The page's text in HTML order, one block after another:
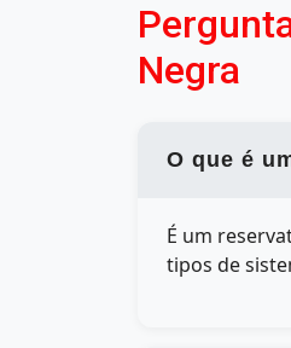
Negra
O que é
É um
tipos de